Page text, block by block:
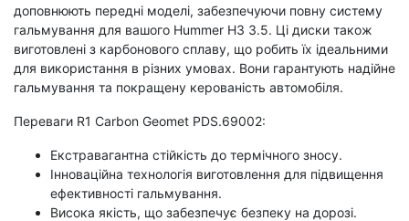
доповнюють передні моделі, забезпечуючи повну систему
гальмування для вашого Hummer H3 3.5. Ці диски також
виготовлені з карбонового сплаву, що робить їх ідеальними
для використання в різних умовах. Вони гарантують надійне
гальмування та покращену керованість автомобіля.
Переваги R1 Carbon Geomet PDS.69002:
Екстравагантна стійкість до термічного зносу.
Інноваційна технологія виготовлення для підвищення
ефективності гальмування.
Висока якість, що забезпечує безпеку на дорозі.